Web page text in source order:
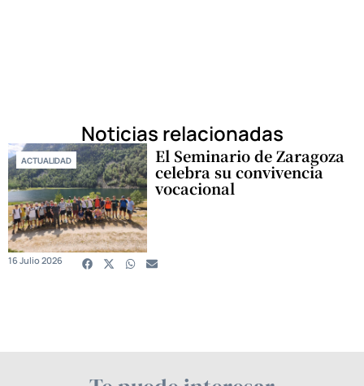
Noticias relacionadas
ACTUALIDAD El Seminario de Zaragoza
celebra su convivencia
vocacional
16 Julio 2026